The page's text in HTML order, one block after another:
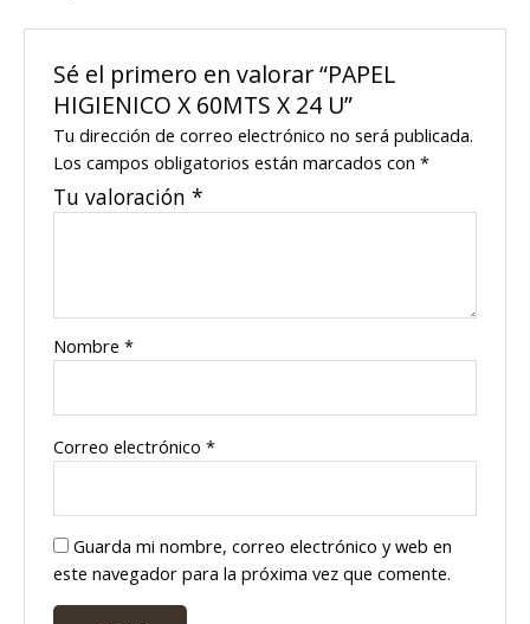
Sé el primero en valorar “PAPEL
HIGIENICO X 60MTS X 24 U”
Tu dirección de correo electrónico no será publicada.
Los campos obligatorios están marcados con*
Tu valoración*
Nombre*
Correo electrónico*
Guarda mi nombre, correo electrónico y web en
este navegador para la próxima vez que comente.